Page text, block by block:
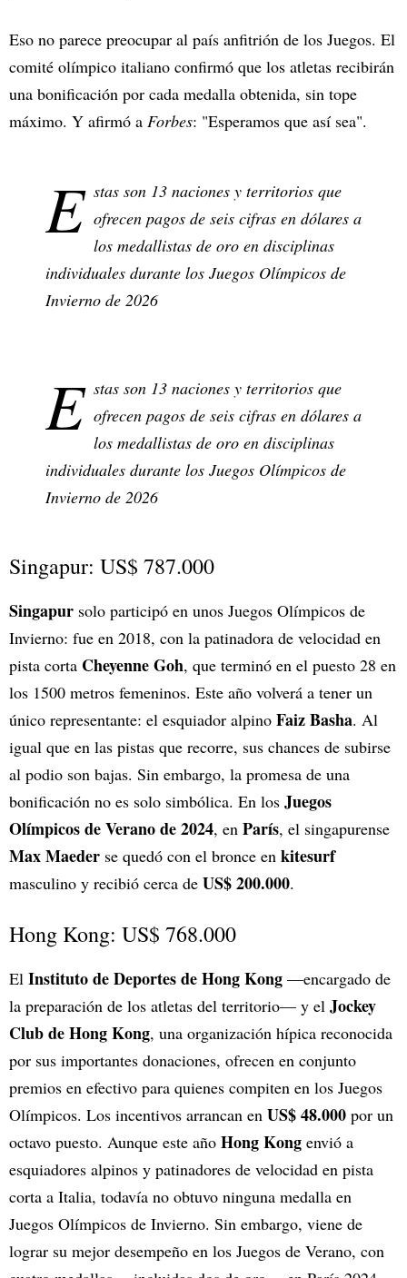
Eso no parece preocupar al país anfitrión de los Juegos. El
comité olímpico italiano confirmó que los atletas recibirán
una bonificación por cada medalla obtenida, sin tope
máximo. Y afirmó a Forbes: "Esperamos que así sea".
E stas son 13 naciones y territorios que
ofrecen pagos de seis cifras en dólares a
los medallistas de oro en disciplinas
individuales durante los Juegos Olímpicos de
Invierno de 2026
E stas son 13 naciones y territorios que
ofrecen pagos de seis cifras en dólares a
los medallistas de oro en disciplinas
individuales durante los Juegos Olímpicos de
Invierno de 2026
Singapur: US$ 787.000
Singapur solo participó en unos Juegos Olímpicos de
Invierno: fue en 2018, con la patinadora de velocidad en
pista corta Cheyenne Goh, que terminó en el puesto 28 en
los 1500 metros femeninos. Este año volverá a tener un
único representante: el esquiador alpino Faiz Basha. Al
igual que en las pistas que recorre, sus chances de subirse
al podio son bajas. Sin embargo, la promesa de una
bonificación no es solo simbólica. En los Juegos
Olímpicos de Verano de2024, en París, el singapurense
Max Maeder se quedó con el bronce en kitesurf
masculino y recibió cerca de US$ 200.000.
Hong Kong: US$ 768.000
El Instituto de Deportes de Hong Kong —encargado de
la preparación de los atletas del territorio— y el Jockey
Club de Hong Kong, una organización hípica reconocida
por sus importantes donaciones, ofrecen en conjunto
premios en efectivo para quienes compiten en los Juegos
Olímpicos. Los incentivos arrancan en US$ 48.000 por un
octavo puesto. Aunque este año Hong Kong envió a
esquiadores alpinos y patinadores de velocidad en pista
corta a Italia, todavía no obtuvo ninguna medalla en
Juegos Olímpicos de Invierno. Sin embargo, viene de
lograr su mejor desempeño en los Juegos de Verano, con